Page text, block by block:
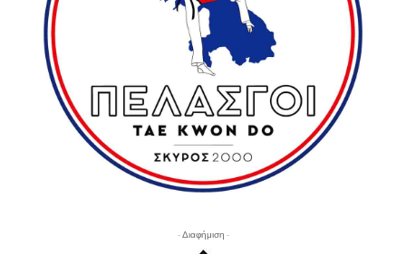
- Διαφήμιση -